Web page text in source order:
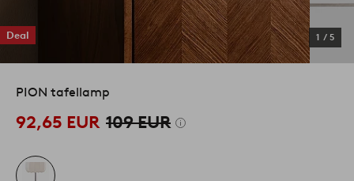
Deal 1 / 5
PION tafellamp
92,65 EUR 109 EUR